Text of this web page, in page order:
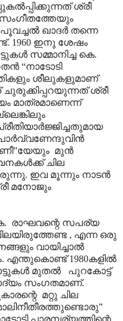
ശ്രീ
ഖാദർ തന്നെ
1960 ഇനു ശേഷം
സമ്മാനിച്ച കെ.
“നാടോടി
ശീലുകളുമാണ്
ശ്രീ
മാത്രമാണെന്ന്
മുൻ
ചില
ഇവ മൂന്നും നാടൻ
മനോജും
സപര്യ
, എന്ന ഒരു
വായിച്ചാൽ
എന്തുകൊണ്ട് 1980കളിൽ
മുതൽ പുറകോട്ട്
സംഗതമാണ്.
മറ്റു ചില
പാരമ്പര്യത്തിന്റെ